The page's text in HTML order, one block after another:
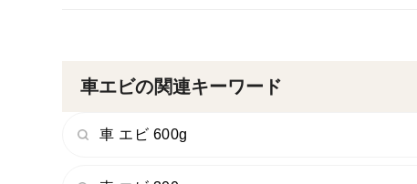
車エビの関連キーワード
車 エビ 600g